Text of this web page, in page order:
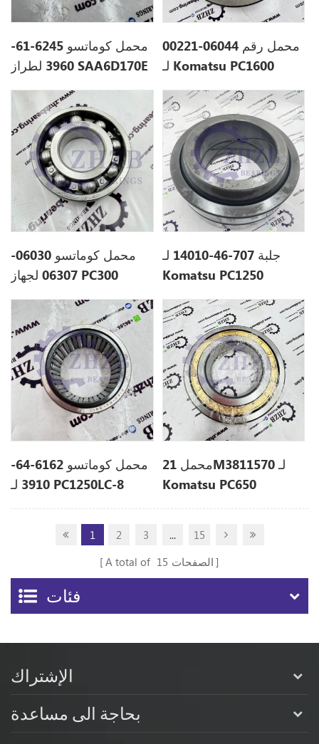
محمل كوماتسو 6245-61-
3960 لطراز SAA6D170E
محمل رقم 06044-00221
لـ Komatsu PC1600
محمل كوماتسو 06030-
06307 لجهاز PC300
جلبة 707-46-14010 لـ
Komatsu PC1250
محمل كوماتسو 6162-64-
3910 لـ PC1250LC-8
محمل 21M3811570 لـ
Komatsu PC650
1 2 3 ...
15
A total of 15 الصفحات
فئات
الإشتراك
بحاجة الى مساعدة